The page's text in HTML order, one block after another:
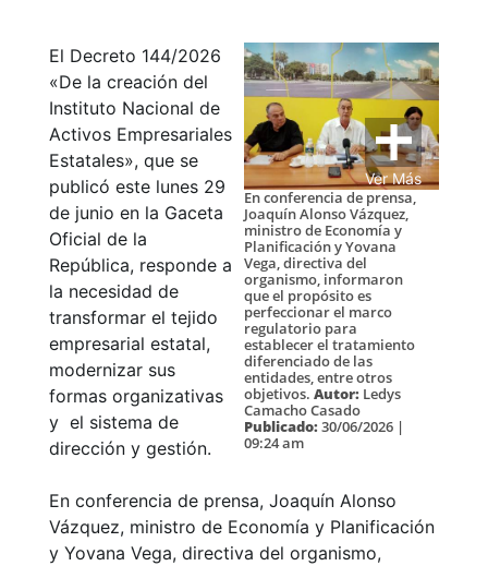
Ver Más
En conferencia de prensa,
Joaquín Alonso Vázquez,
ministro de Economía y
Planificación y Yovana
Vega, directiva del
organismo, informaron
que el propósito es
perfeccionar el marco
regulatorio para
establecer el tratamiento
diferenciado de las
entidades, entre otros
objetivos. Autor: Ledys
Camacho Casado
Publicado: 30/06/2026 |
09:24 am
El Decreto 144/2026
«De la creación del
Instituto Nacional de
Activos Empresariales
Estatales», que se
publicó este lunes 29
de junio en la Gaceta
Oficial de la
República, responde a
la necesidad de
transformar el tejido
empresarial estatal,
modernizar sus
formas organizativas
y el sistema de
dirección y gestión.
En conferencia de prensa, Joaquín Alonso
Vázquez, ministro de Economía y Planificación
y Yovana Vega, directiva del organismo,